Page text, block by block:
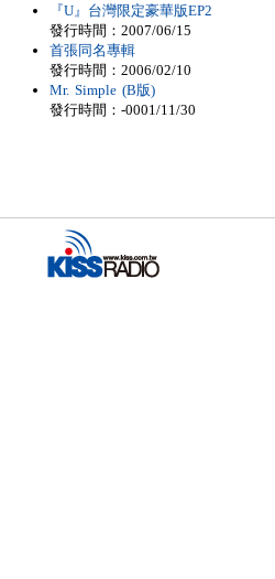
『U』台灣限定豪華版EP2
發行時間：2007/06/15
首張同名專輯
發行時間：2006/02/10
Mr. Simple (B版)
發行時間：-0001/11/30